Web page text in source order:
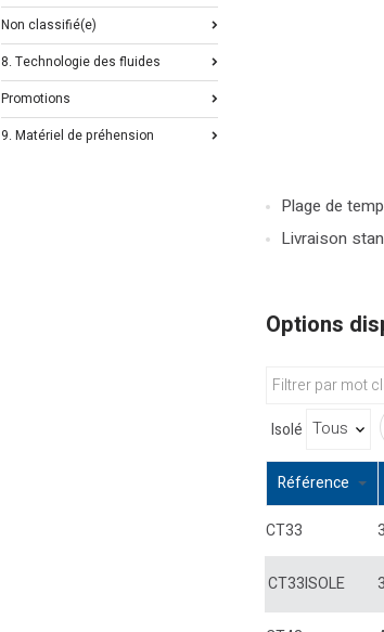
Plage de
Livraison
Options
Isolé
Référence
CT33
CT33ISOLE
Non classifié(e)
8. Technologie des fluides
Promotions
9. Matériel de préhension